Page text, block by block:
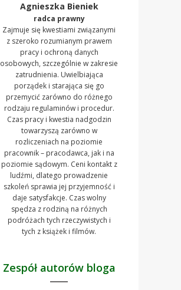
Agnieszka Bieniek
radca prawny
Zajmuje się kwestiami związanymi
z szeroko rozumianym prawem
pracy i ochroną danych
osobowych, szczególnie w zakresie
zatrudnienia. Uwielbiająca
porządek i starająca się go
przemycić zarówno do różnego
rodzaju regulaminów i procedur.
Czas pracy i kwestia nadgodzin
towarzyszą zarówno w
rozliczeniach na poziomie
pracownik – pracodawca, jak i na
poziomie sądowym. Ceni kontakt z
ludźmi, dlatego prowadzenie
szkoleń sprawia jej przyjemność i
daje satysfakcje. Czas wolny
spędza z rodziną na różnych
podróżach tych rzeczywistych i
tych z książek i filmów.
Zespół autorów bloga